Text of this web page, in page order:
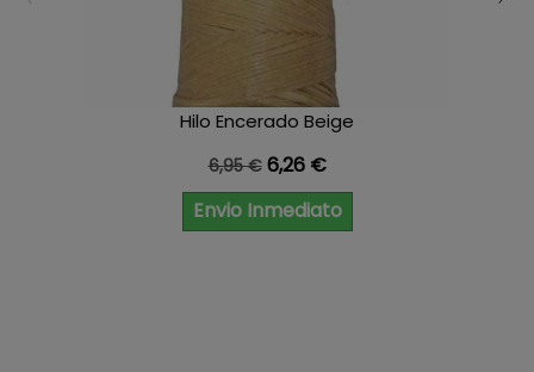
Hilo Encerado Beige
Precio base
6,95 € Precio
6,26 €
Envio Inmediato